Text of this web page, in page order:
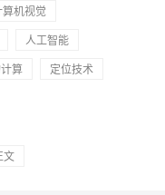
算机视觉
人工智能
算
定位技术
文